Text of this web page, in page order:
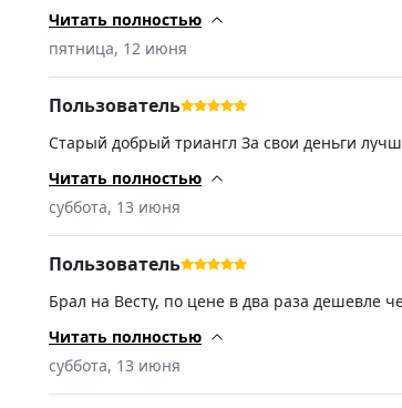
резину только у этого продавца
Читать полностью
пятница, 12 июня
Пользователь
Старый добрый триангл За свои деньги
Читать полностью
суббота, 13 июня
Пользователь
Брал на Весту, по цене в два раза дешевле
Читать полностью
суббота, 13 июня